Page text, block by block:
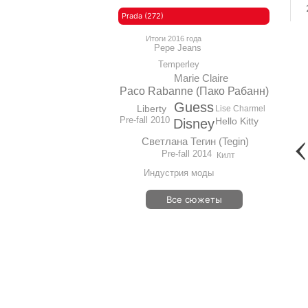
Prada (272)
Guess
Disney
Paco Rabanne (Пако Рабанн)
Marie Claire
Светлана Тегин (Tegin)
Hello Kitty
Liberty
Temperley
Pre-fall 2010
Pre-fall 2014
Pepe Jeans
Индустрия моды
Lise Charmel
Килт
Итоги 2016 года
Все сюжеты